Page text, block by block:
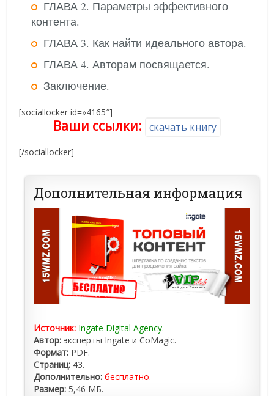
ГЛАВА 2. Параметры эффективного
контента.
ГЛАВА 3. Как найти идеального автора.
ГЛАВА 4. Авторам посвящается.
Заключение.
[sociallocker id=»4165″]
Ваши ссылки: скачать книгу
[/sociallocker]
Дополнительная информация
Источник: Ingate Digital Agency.
Автор: эксперты Ingate и CoMagic.
Формат: PDF.
Страниц: 43.
Дополнительно: бесплатно.
Размер: 5,46 МБ.